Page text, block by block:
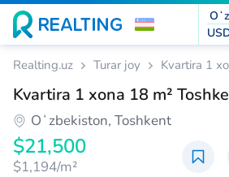
Oʻz
Realting.uz Turar joy Kvartira 1
Kvartira 1 xona 18 m²
Oʻzbekiston, Toshkent
$21,500
$1,194/m²